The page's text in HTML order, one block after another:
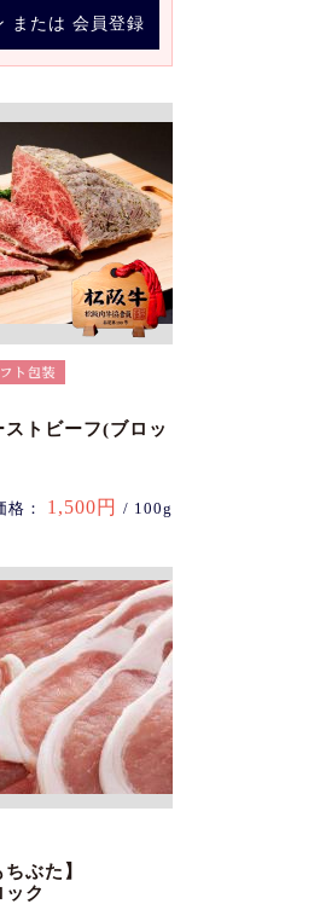
または 会員登録
トビーフ(ブロッ
格： 1,500円 / 100g
ぶた】
ク